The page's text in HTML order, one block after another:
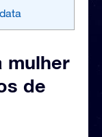
mulher
de